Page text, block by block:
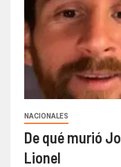
NACIONALES
De qué murió
Lionel